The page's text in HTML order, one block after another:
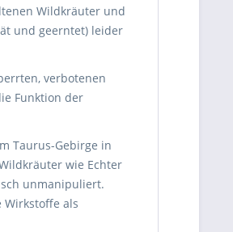
Wildkräuter und
und geerntet) leider
verbotenen
Funktion der
Taurus-Gebirge in
wie Echter
unmanipuliert.
als